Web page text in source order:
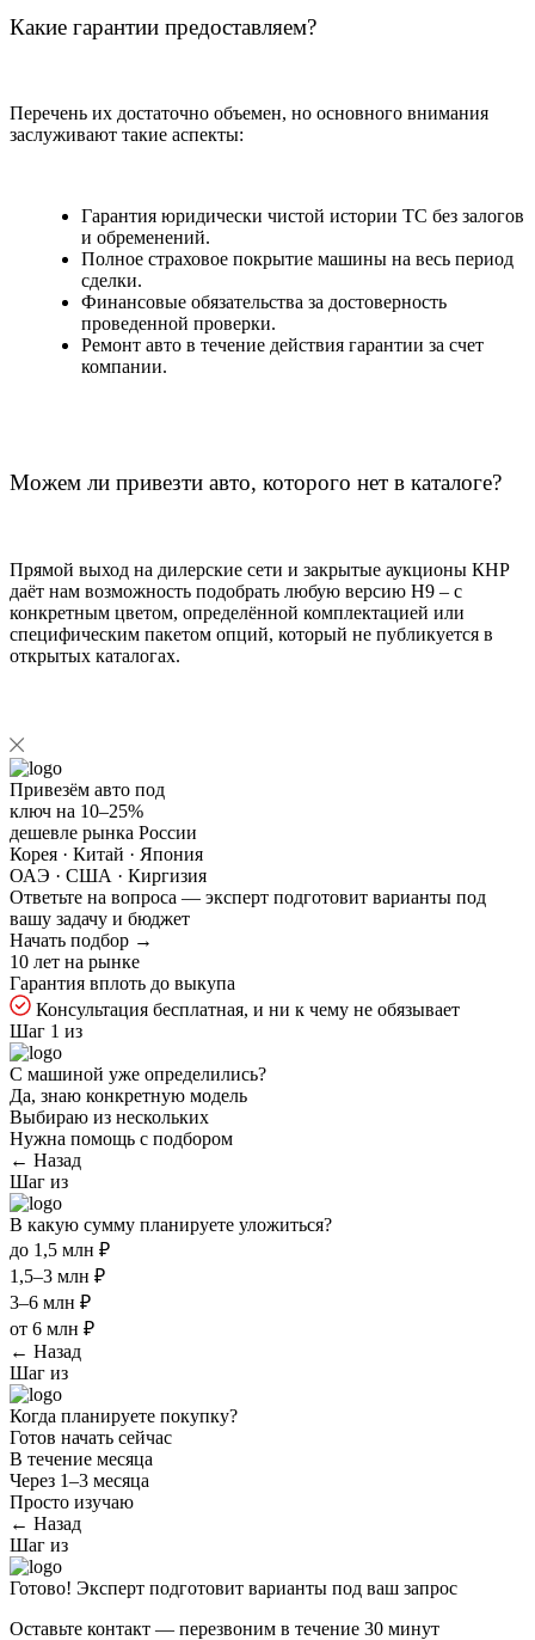
Какие гарантии предоставляем?
Перечень их достаточно объемен, но основного внимания
заслуживают такие аспекты:
Гарантия юридически чистой истории ТС без залогов
и обременений.
Полное страховое покрытие машины на весь период
сделки.
Финансовые обязательства за достоверность
проведенной проверки.
Ремонт авто в течение действия гарантии за счет
компании.
Можем ли привезти авто, которого нет в каталоге?
Прямой выход на дилерские сети и закрытые аукционы КНР
даёт нам возможность подобрать любую версию H9 – с
конкретным цветом, определённой комплектацией или
специфическим пакетом опций, который не публикуется в
открытых каталогах.
Привезём авто под
ключ на 10–25%
дешевле рынка России
Корея · Китай · Япония
ОАЭ · США · Киргизия
Ответьте на вопроса — эксперт подготовит варианты под
вашу задачу и бюджет
Начать подбор →
10 лет на рынке
Гарантия вплоть до выкупа
Консультация бесплатная, и ни к чему не обязывает
Шаг 1 из
С машиной уже определились?
Да, знаю конкретную модель
Выбираю из нескольких
Нужна помощь с подбором
← Назад
Шаг из
В какую сумму планируете уложиться?
до 1,5 млн ₽
1,5–3 млн ₽
3–6 млн ₽
от 6 млн ₽
← Назад
Шаг из
Когда планируете покупку?
Готов начать сейчас
В течение месяца
Через 1–3 месяца
Просто изучаю
← Назад
Шаг из
Готово! Эксперт подготовит варианты под ваш запрос
Оставьте контакт — перезвоним в течение 30 минут